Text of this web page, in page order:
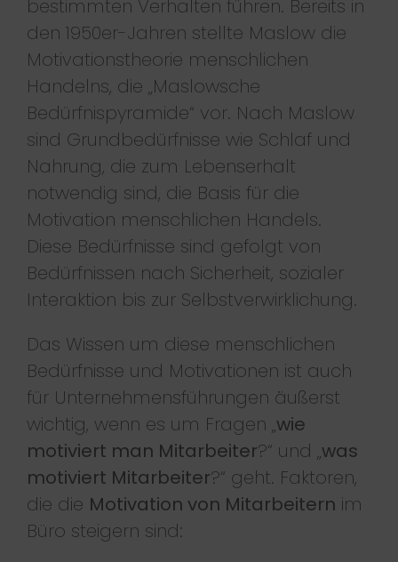
bestimmten Verhalten führen. Bereits in
den 1950er-Jahren stellte Maslow die
Motivationstheorie menschlichen
Handelns, die „Maslowsche
Bedürfnispyramide“ vor. Nach Maslow
sind Grundbedürfnisse wie Schlaf und
Nahrung, die zum Lebenserhalt
notwendig sind, die Basis für die
Motivation menschlichen Handels.
Diese Bedürfnisse sind gefolgt von
Bedürfnissen nach Sicherheit, sozialer
Interaktion bis zur Selbstverwirklichung.
Das Wissen um diese menschlichen
Bedürfnisse und Motivationen ist auch
für Unternehmensführungen äußerst
wichtig, wenn es um Fragen „wie
motiviert man Mitarbeiter?“ und „was
motiviert Mitarbeiter?“ geht. Faktoren,
die die Motivation von Mitarbeitern im
Büro steigern sind: